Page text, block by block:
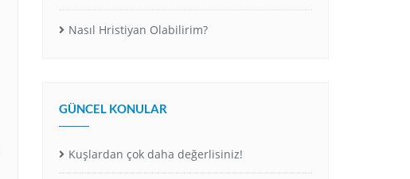
Nasıl Hristiyan Olabilirim?
GÜNCEL KONULAR
Kuşlardan çok daha değerlisiniz!